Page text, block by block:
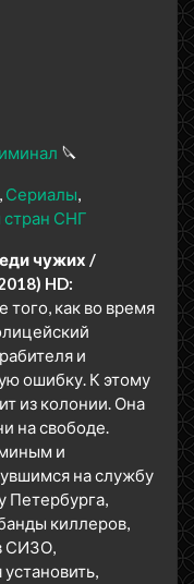
🔪
Сериалы
СНГ
чужих /
HD:
того, как во время
и
ошибку. К этому
из колонии. Она
на свободе.
и
на службу
Петербурга,
киллеров,
СИЗО,